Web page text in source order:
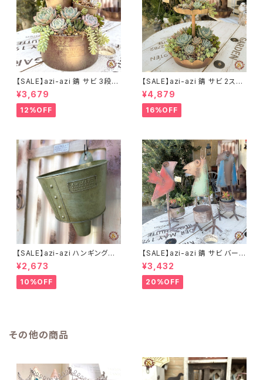
【SALE】azi-azi 錆 サビ 3段シ
ャビー プランター
¥3,679
12%OFF
【SALE】azi-azi 錆 サビ 2ステ
ップ プランター
¥4,879
16%OFF
【SALE】azi-azi ハンギングブ
リキ漏斗プランターB
¥2,673
10%OFF
【SALE】azi-azi 錆 サビ バード
メタルプランター
¥3,432
20%OFF
その他の商品